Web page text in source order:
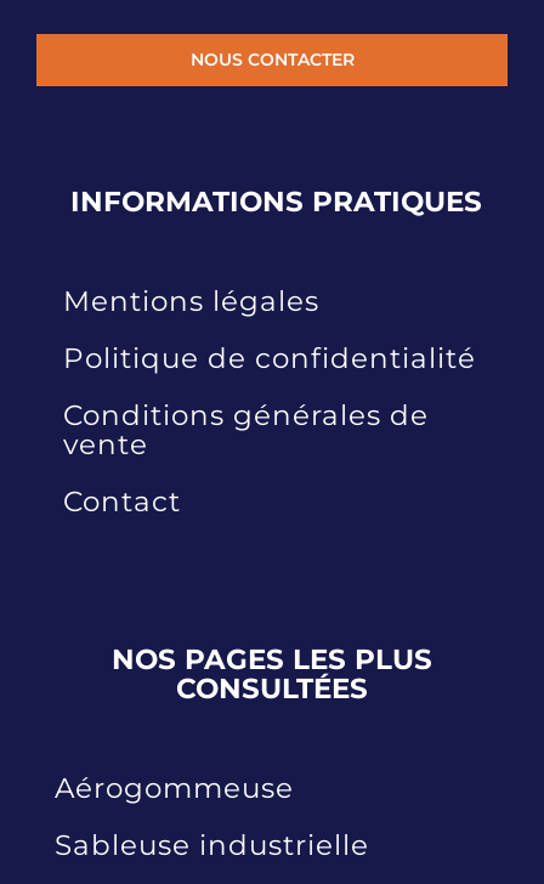
NOUS CONTACTER
INFORMATIONS PRATIQUES
Mentions légales
Politique de confidentialité
Conditions générales de
vente
Contact
NOS PAGES LES PLUS
CONSULTÉES
Aérogommeuse
Sableuse industrielle